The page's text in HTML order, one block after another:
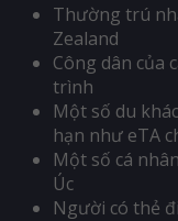
Thường trú
Zealand
Công dân của
trình
Một số du
hạn như eTA
Một số cá
Úc
Người có thẻ